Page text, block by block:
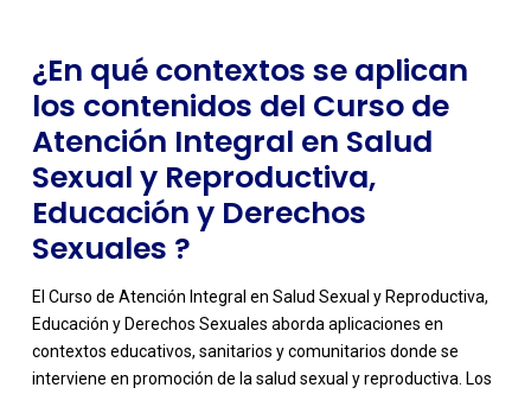
¿En qué contextos se aplican
los contenidos del Curso de
Atención Integral en Salud
Sexual y Reproductiva,
Educación y Derechos
Sexuales ?
El Curso de Atención Integral en Salud Sexual y Reproductiva,
Educación y Derechos Sexuales aborda aplicaciones en
contextos educativos, sanitarios y comunitarios donde se
interviene en promoción de la salud sexual y reproductiva. Los